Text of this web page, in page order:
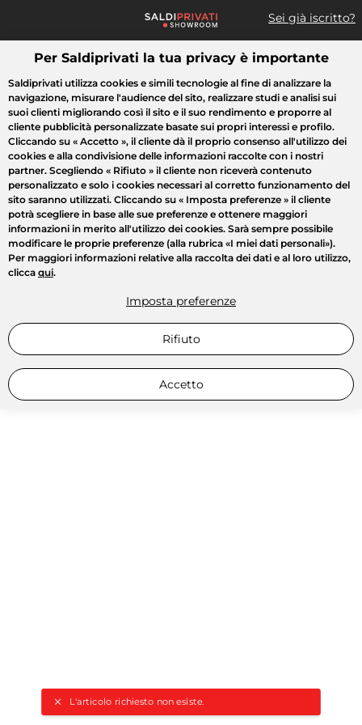
Sei già iscritto?
Cosa cerchi?
L'articolo richiesto non esiste.
Tutte le vendite Moda Casa Bellezza Elettrodomestici
Per Saldiprivati la tua privacy è importante
Saldiprivati utilizza cookies e simili tecnologie al fine di analizzare la
navigazione, misurare l'audience del sito, realizzare studi e analisi sui
suoi clienti migliorando così il sito e il suo rendimento e proporre al
cliente pubblicità personalizzate basate sui propri interessi e profilo.
Cliccando su « Accetto », il cliente dà il proprio consenso all'utilizzo dei
cookies e alla condivisione delle informazioni raccolte con i nostri
partner. Scegliendo « Rifiuto » il cliente non riceverà contenuto
personalizzato e solo i cookies necessari al corretto funzionamento del
sito saranno utilizzati. Cliccando su « Imposta preferenze » il cliente
potrà scegliere in base alle sue preferenze e ottenere maggiori
informazioni in merito all'utilizzo dei cookies. Sarà sempre possibile
modificare le proprie preferenze (alla rubrica «I miei dati personali»).
Per maggiori informazioni relative alla raccolta dei dati e al loro utilizzo,
clicca qui.
Imposta preferenze
Rifiuto
Accetto